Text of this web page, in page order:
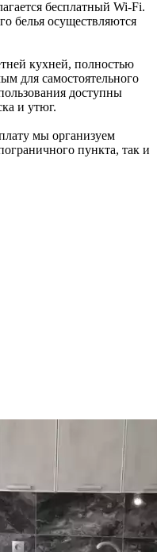
бесплатный Wi-Fi.
белья осуществляются
кухней, полностью
для самостоятельного
доступны
и утюг.
мы организуем
пункта, так и